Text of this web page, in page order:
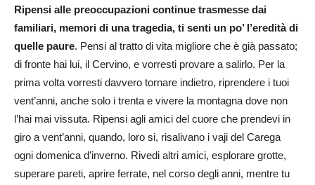
Ripensi alle preoccupazioni continue trasmesse dai
familiari, memori di una tragedia, ti senti un po’ l’eredità di
quelle paure. Pensi al tratto di vita migliore che è già passato;
di fronte hai lui, il Cervino, e vorresti provare a salirlo. Per la
prima volta vorresti davvero tornare indietro, riprendere i tuoi
vent’anni, anche solo i trenta e vivere la montagna dove non
l’hai mai vissuta. Ripensi agli amici del cuore che prendevi in
giro a vent’anni, quando, loro si, risalivano i vaji del Carega
ogni domenica d’inverno. Rivedi altri amici, esplorare grotte,
superare pareti, aprire ferrate, nel corso degli anni, mentre tu